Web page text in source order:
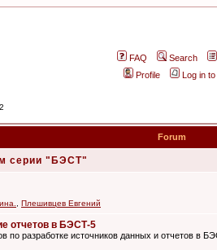
FAQ
Search
Profile
Log in
Forum
серии "БЭСТ"
Плешивцев Евгений
отчетов в БЭСТ-5
по разработке источников данных и отчетов в